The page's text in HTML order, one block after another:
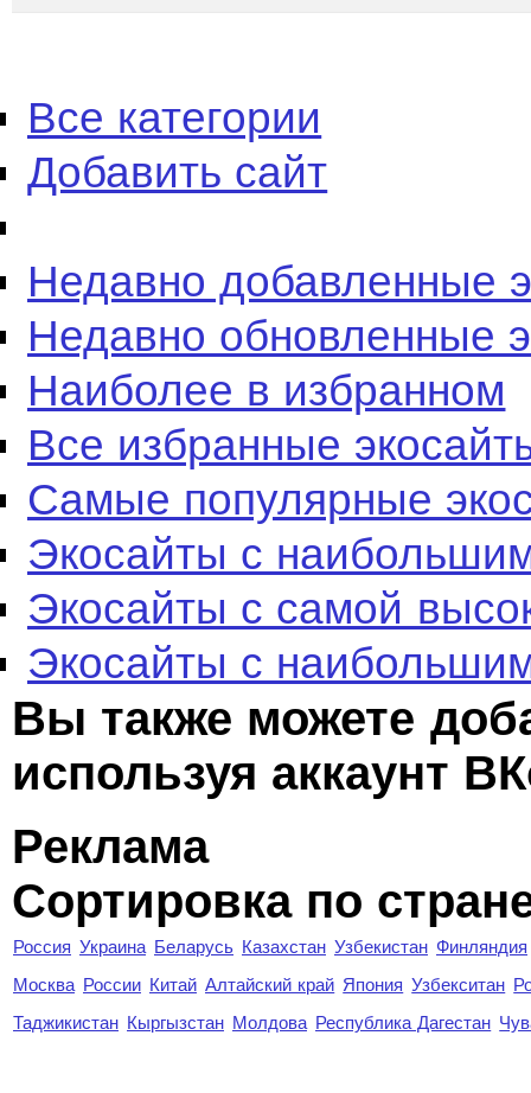
Все категории
Добавить сайт
Недавно добавленные
Недавно обновленные
Наиболее в избранном
Все избранные
Самые популярные
Экосайты с
Экосайты с самой
Экосайты с
Вы также можете
используя аккаунт
Реклама
Сортировка по
Россия Украина Беларусь Казахстан Узбекистан Финляндия
Москва России Китай Алтайский край Япония Узбекситан
Таджикистан Кыргызстан Молдова Республика Дагестан